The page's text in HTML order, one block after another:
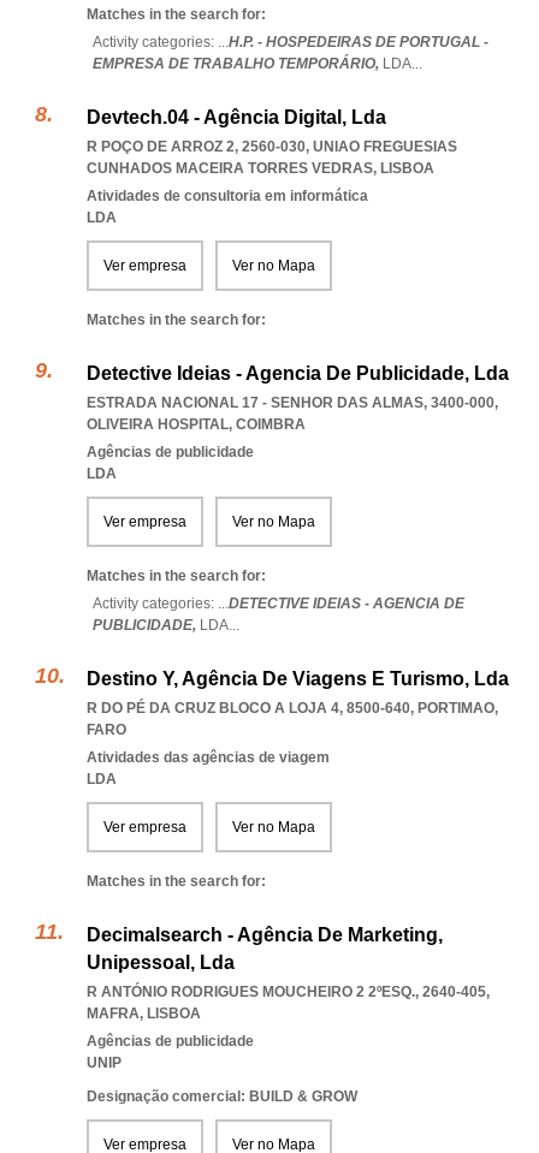
Matches in the search for:
Activity categories: ...H.P. - HOSPEDEIRAS DE PORTUGAL -
EMPRESA DE TRABALHO TEMPORÁRIO, LDA...
Devtech.04 - Agência Digital, Lda
R POÇO DE ARROZ 2, 2560-030, UNIAO FREGUESIAS
CUNHADOS MACEIRA TORRES VEDRAS, LISBOA
Atividades de consultoria em informática
LDA
Ver empresa Ver no Mapa
Matches in the search for:
Detective Ideias - Agencia De Publicidade, Lda
ESTRADA NACIONAL 17 - SENHOR DAS ALMAS, 3400-000,
OLIVEIRA HOSPITAL, COIMBRA
Agências de publicidade
LDA
Ver empresa Ver no Mapa
Matches in the search for:
Activity categories: ...DETECTIVE IDEIAS - AGENCIA DE
PUBLICIDADE, LDA...
Destino Y, Agência De Viagens E Turismo, Lda
R DO PÉ DA CRUZ BLOCO A LOJA 4, 8500-640, PORTIMAO,
FARO
Atividades das agências de viagem
LDA
Ver empresa Ver no Mapa
Matches in the search for:
Decimalsearch - Agência De Marketing,
Unipessoal, Lda
R ANTÓNIO RODRIGUES MOUCHEIRO 2 2ºESQ., 2640-405,
MAFRA, LISBOA
Agências de publicidade
UNIP
Designação comercial: BUILD & GROW
Ver empresa Ver no Mapa